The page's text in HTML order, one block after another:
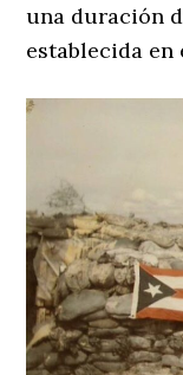
una duración
establecida